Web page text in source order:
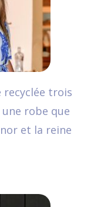
recyclée trois
robe que
et la reine